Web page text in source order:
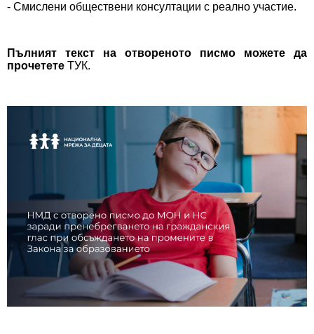
- Смислени обществени консултации с реално участие.
Пълният текст на отвореното писмо можете да
прочетете ТУК.